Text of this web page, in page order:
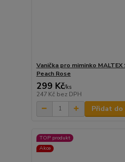
Vanička pro miminko MALTEX
Peach Rose
299 Kč/ks
247 Kč bez DPH
Přidat do
TOP produkt
Akce